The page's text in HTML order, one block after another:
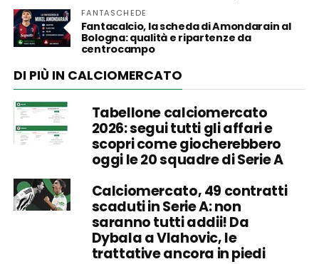
FANTASCHEDE
Fantacalcio, la scheda di Amondarain al
Bologna: qualità e ripartenze da
centrocampo
DI PIÙ IN CALCIOMERCATO
Tabellone calciomercato
2026: segui tutti gli affari e
scopri come giocherebbero
oggi le 20 squadre di Serie A
Calciomercato, 49 contratti
scaduti in Serie A: non
saranno tutti addii! Da
Dybala a Vlahovic, le
trattative ancora in piedi